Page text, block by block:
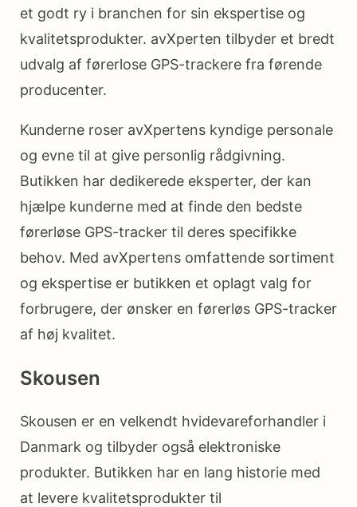
et godt ry i branchen for sin ekspertise og
kvalitetsprodukter. avXperten tilbyder et bredt
udvalg af førerlose GPS-trackere fra førende
producenter.
Kunderne roser avXpertens kyndige personale
og evne til at give personlig rådgivning.
Butikken har dedikerede eksperter, der kan
hjælpe kunderne med at finde den bedste
førerløse GPS-tracker til deres specifikke
behov. Med avXpertens omfattende sortiment
og ekspertise er butikken et oplagt valg for
forbrugere, der ønsker en førerløs GPS-tracker
af høj kvalitet.
Skousen
Skousen er en velkendt hvidevareforhandler i
Danmark og tilbyder også elektroniske
produkter. Butikken har en lang historie med
at levere kvalitetsprodukter til